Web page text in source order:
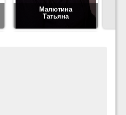
Малютина
Татьяна